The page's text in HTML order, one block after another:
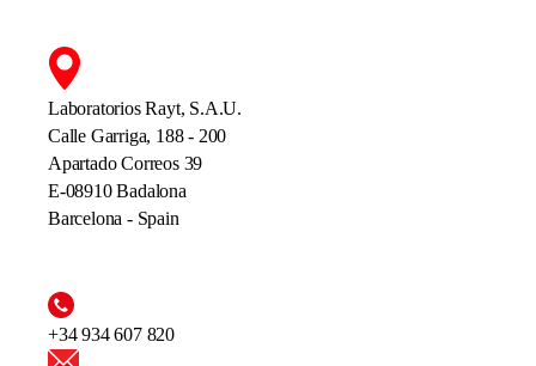
Laboratorios Rayt, S.A.U.
Calle Garriga, 188 - 200
Apartado Correos 39
E-08910 Badalona
Barcelona - Spain
+34 934 607 820